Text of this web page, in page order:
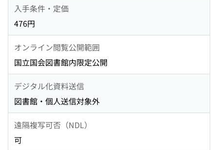
入手条件・定価
476円
オンライン閲覧公開範囲
国立国会図書館内限定公開
デジタル化資料送信
図書館・個人送信対象外
遠隔複写可否（NDL）
可